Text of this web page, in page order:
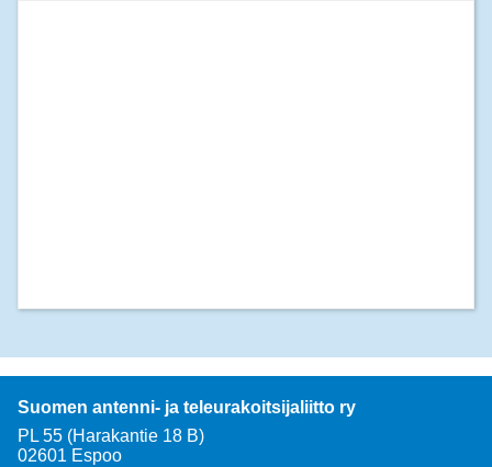
Suomen antenni- ja teleurakoitsijaliitto ry
PL 55 (Harakantie 18 B)
02601 Espoo